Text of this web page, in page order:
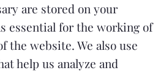
are stored on your
essential for the working of
the website. We also use
help us analyze and